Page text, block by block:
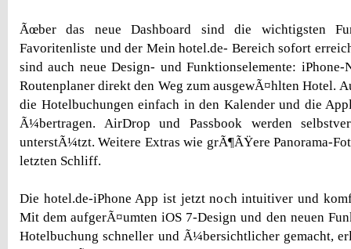
Ãœber das neue Dashboard sind die wichtigsten
Favoritenliste und der Mein hotel.de- Bereich sofort
sind auch neue Design- und Funktionselemente:
Routenplaner direkt den Weg zum ausgewÃ¤hlten Hotel.
die Hotelbuchungen einfach in den Kalender und die
Ã¼bertragen. AirDrop und Passbook werden
unterstÃ¼tzt. Weitere Extras wie grÃ¶ÃŸere Panorama-
letzten Schliff.
Die hotel.de-iPhone App ist jetzt noch intuitiver und
Mit dem aufgerÃ¤umten iOS 7-Design und den neuen
Hotelbuchung schneller und Ã¼bersichtlicher gemacht,